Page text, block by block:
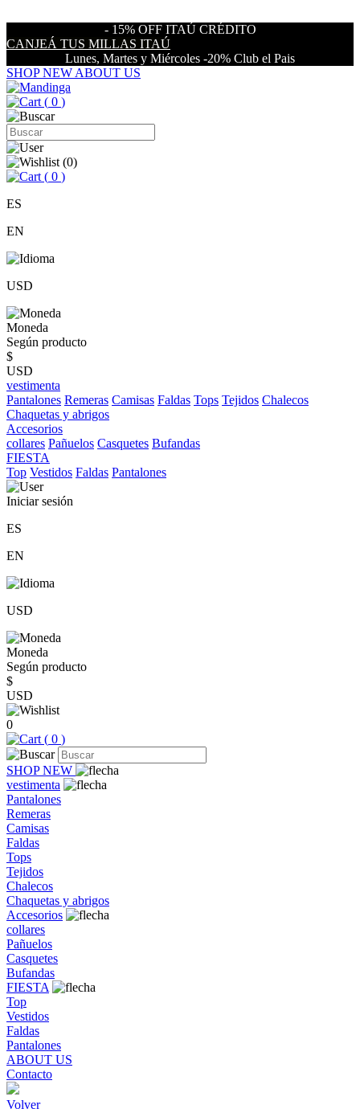
- 15% OFF ITAÚ CRÉDITO
CANJEÁ TUS MILLAS ITAÚ
Lunes, Martes y Miércoles -20% Club el Pais
SHOP NEW ABOUT US
( 0 )
(0)
( 0 )
ES
EN
USD
Moneda
Según producto
$
USD
vestimenta
Pantalones Remeras Camisas Faldas Tops Tejidos Chalecos
Chaquetas y abrigos
Accesorios
collares Pañuelos Casquetes Bufandas
FIESTA
Top Vestidos Faldas Pantalones
Iniciar sesión
ES
EN
USD
Moneda
Según producto
$
USD
0
( 0 )
SHOP NEW
vestimenta
Pantalones
Remeras
Camisas
Faldas
Tops
Tejidos
Chalecos
Chaquetas y abrigos
Accesorios
collares
Pañuelos
Casquetes
Bufandas
FIESTA
Top
Vestidos
Faldas
Pantalones
ABOUT US
Contacto
Volver